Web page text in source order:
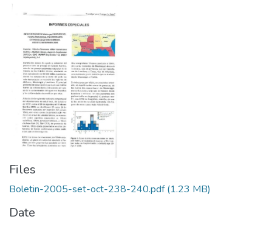
Files
Boletin-2005-set-oct-238-240.pdf(1.23 MB)
Date